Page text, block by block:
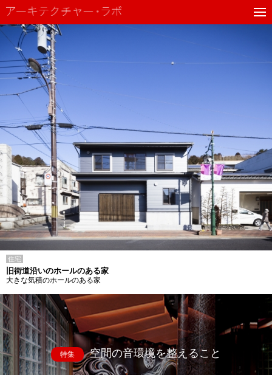
住宅
旧街道沿いのホールのある家
大きな気積のホールのある家
特集 空間の音環境を整えること